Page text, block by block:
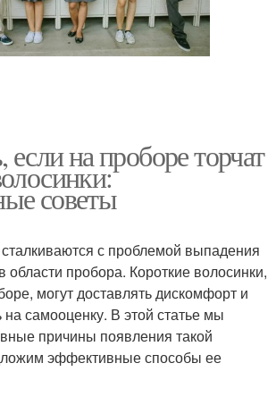
если на проборе торчат
советы
с проблемой выпадения
области пробора. Короткие волосинки,
могут доставлять дискомфорт и
на самооценку. В этой статье мы
причины появления такой
эффективные способы ее